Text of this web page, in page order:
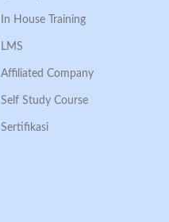
In House Training
LMS
Affiliated Company
Self Study Course
Sertifikasi